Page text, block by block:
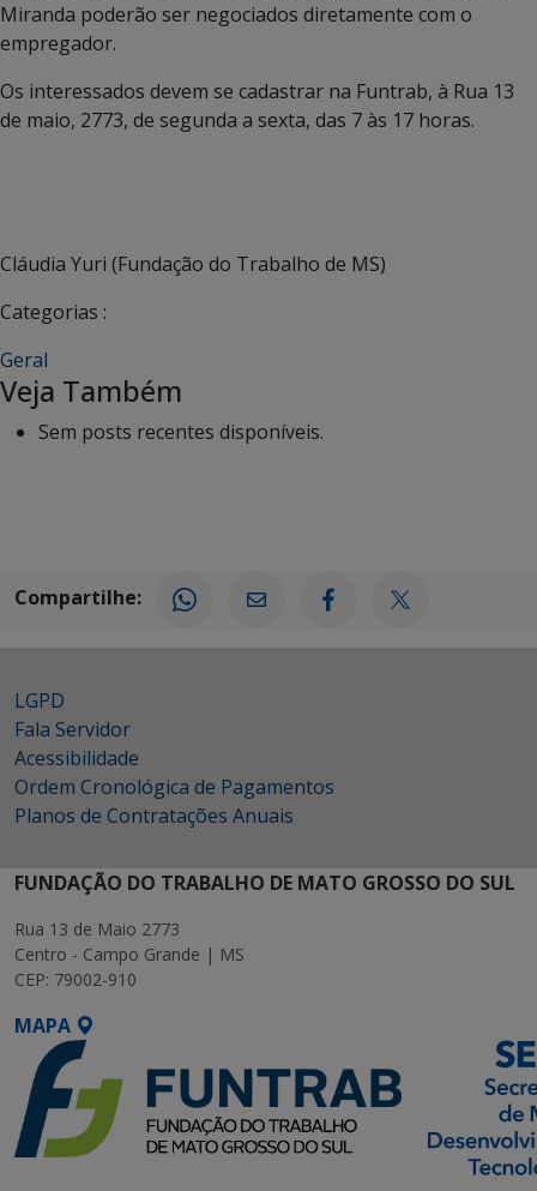
Miranda poderão ser negociados diretamente com o
empregador.
Os interessados devem se cadastrar na Funtrab, à Rua 13
de maio, 2773, de segunda a sexta, das 7 às 17 horas.
Cláudia Yuri (Fundação do Trabalho de MS)
Categorias :
Geral
Veja Também
Sem posts recentes disponíveis.
Compartilhe:
LGPD
Fala Servidor
Acessibilidade
Ordem Cronológica de Pagamentos
Planos de Contratações Anuais
FUNDAÇÃO DO TRABALHO DE MATO GROSSO DO SUL
Rua 13 de Maio 2773
Centro - Campo Grande | MS
CEP: 79002-910
MAPA